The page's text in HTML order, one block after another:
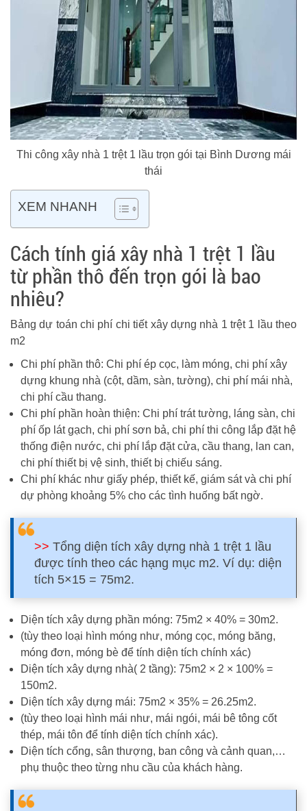
Thi công xây nhà 1 trệt 1 lầu trọn gói tại Bình Dương mái
thái
XEM NHANH
Cách tính giá xây nhà 1 trệt 1 lầu
từ phần thô đến trọn gói là bao
nhiêu?
Bảng dự toán chi phí chi tiết xây dựng nhà 1 trệt 1 lầu theo
m2
Chi phí phần thô: Chi phí ép cọc, làm móng, chi phí xây
dựng khung nhà (cột, dầm, sàn, tường), chi phí mái nhà,
chi phí cầu thang.
Chi phí phần hoàn thiện: Chi phí trát tường, láng sàn, chi
phí ốp lát gạch, chi phí sơn bả, chi phí thi công lắp đặt hệ
thống điện nước, chi phí lắp đặt cửa, cầu thang, lan can,
chi phí thiết bị vệ sinh, thiết bị chiếu sáng.
Chi phí khác như giấy phép, thiết kế, giám sát và chi phí
dự phòng khoảng 5% cho các tình huống bất ngờ.
>> Tổng diện tích xây dựng nhà 1 trệt 1 lầu
được tính theo các hạng mục m2. Ví dụ: diện
tích 5×15 = 75m2.
Diện tích xây dựng phần móng: 75m2 × 40% = 30m2.
(tùy theo loại hình móng như, móng cọc, móng băng,
móng đơn, móng bè để tính diện tích chính xác)
Diện tích xây dựng nhà( 2 tầng): 75m2 × 2 × 100% =
150m2.
Diện tích xây dựng mái: 75m2 × 35% = 26.25m2.
(tùy theo loại hình mái như, mái ngói, mái bê tông cốt
thép, mái tôn để tính diện tích chính xác).
Diện tích cổng, sân thượng, ban công và cảnh quan,…
phụ thuộc theo từng nhu cầu của khách hàng.